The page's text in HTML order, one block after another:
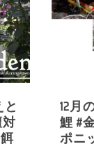
12月
鯉 #
ポニ